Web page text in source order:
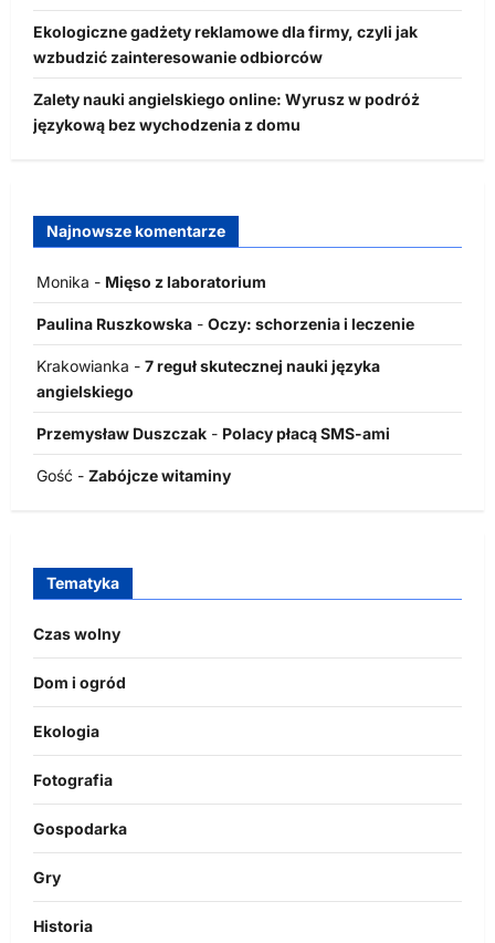
Ekologiczne gadżety reklamowe dla firmy, czyli jak
wzbudzić zainteresowanie odbiorców
Zalety nauki angielskiego online: Wyrusz w podróż
językową bez wychodzenia z domu
Najnowsze komentarze
Monika - Mięso z laboratorium
Paulina Ruszkowska - Oczy: schorzenia i leczenie
Krakowianka - 7 reguł skutecznej nauki języka
angielskiego
Przemysław Duszczak - Polacy płacą SMS-ami
Gość - Zabójcze witaminy
Tematyka
Czas wolny
Dom i ogród
Ekologia
Fotografia
Gospodarka
Gry
Historia